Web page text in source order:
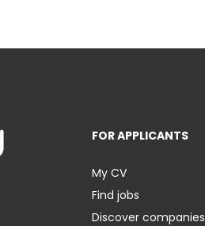
FOR APPLICANTS
My CV
Find jobs
Discover companies